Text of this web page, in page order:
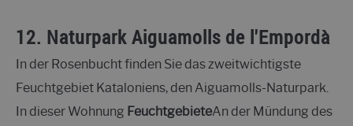
12. Naturpark Aiguamolls de l'Empordà
In der Rosenbucht finden Sie das zweitwichtigste
Feuchtgebiet Kataloniens, den Aiguamolls-Naturpark.
In dieser Wohnung FeuchtgebieteAn der Mündung des